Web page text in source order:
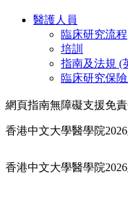
醫護人員
臨床研究流程
培訓
指南及法規 (
臨床研究保
網頁指南無障礙支援免
香港中文大學醫學院
香港中文大學醫學院